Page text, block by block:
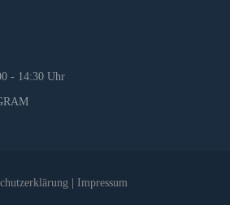
- 14:30 Uhr
Impressum